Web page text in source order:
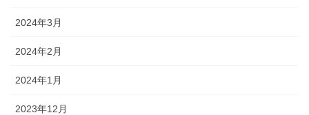
2024年3月
2024年2月
2024年1月
2023年12月